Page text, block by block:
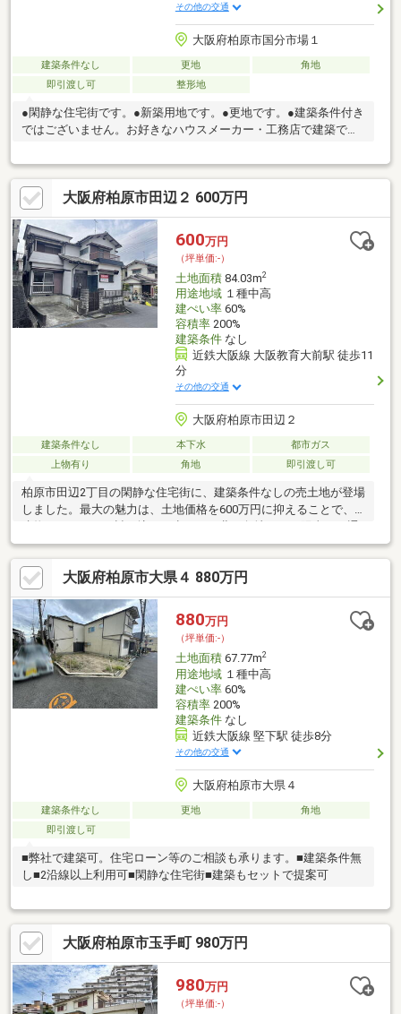
その他の交通
大阪府柏原市国分市場１
建築条件なし 更地
角地
即引渡し可
整形地
●閑静な住宅街です。●新築用地です。●更地です。●建築条件付き
ではございません。お好きなハウスメーカー・工務店で建築でき
大阪府柏原市田辺２ 600万円
600万円
（坪単価:-）
土地面積84.03m2
用途地域１種中高
建ぺい率60%
容積率200%
建築条件なし
近鉄大阪線 大阪教育大前駅 徒歩11
分
その他の交通
大阪府柏原市田辺２
建築条件なし 本下水
都市ガス
上物有り
角地 即引渡し可
柏原市田辺2丁目の閑静な住宅街に、建築条件なしの売土地が登場
しました。最大の魅力は、土地価格を600万円に抑えることで、
風共に良好で、開放感のあるプランニングが可能です。また、古
くから集落があった「田辺遺跡内」に位置し、地盤の安心感を重
視される方にもぜひご確認いただきたい立地です。近鉄「大阪教
育大前」駅まで徒歩11分と通勤・通学にも便利。収益物件の建築
や、リノベーションベースの古家付き土地としてもご相談を承り
ます。地元密着の弊社が、資金計画からハウスメーカー選びまで
誠実にお手伝いいたします。
大阪府柏原市大県４ 880万円
880万円
（坪単価:-）
土地面積67.77m2
用途地域１種中高
建ぺい率60%
容積率200%
建築条件なし
近鉄大阪線 堅下駅 徒歩8分
その他の交通
大阪府柏原市大県４
建築条件なし 更地
角地
即引渡し可
■弊社で建築可。住宅ローン等のご相談も承ります。■建築条件無
し■2沿線以上利用可■閑静な住宅街■建築もセットで提案可
大阪府柏原市玉手町 980万円
980万円
（坪単価:-）